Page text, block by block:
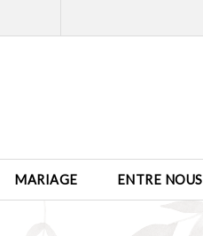
MARIAGE ENTRE NOUS